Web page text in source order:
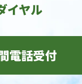
イヤル
電話受付